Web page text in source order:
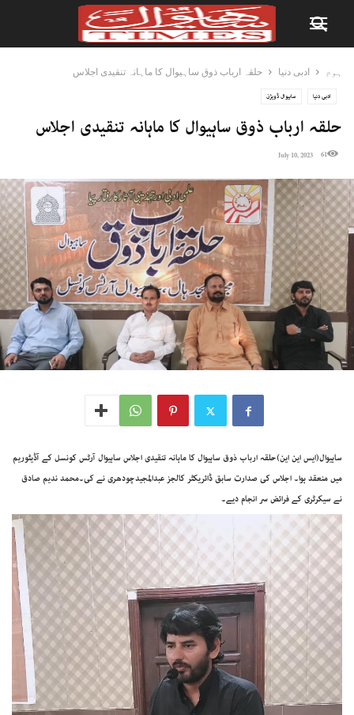
ہوم ادبی دنیا حلقہ ارباب ذوق ساہیوال کا ماہانہ تنقیدی اجلاس
ادبی دنیا ساہیوال ڈویژن
حلقہ ارباب ذوق ساہیوال کا ماہانہ تنقیدی اجلاس
July 10, 2023 61
ساہیوال(ایس این این)حلقہ ارباب ذوق ساہیوال کا ماہانہ تنقیدی اجلاس ساہیوال آرٹس کونسل کے آڈیٹوریم
میں منعقد ہوا۔ اجلاس کی صدارت سابق ڈائریکٹر کالجز عبدالمجیدچودھری نے کی۔محمد ندیم صادق
نے سیکرٹری کے فرائض سر انجام دیے۔